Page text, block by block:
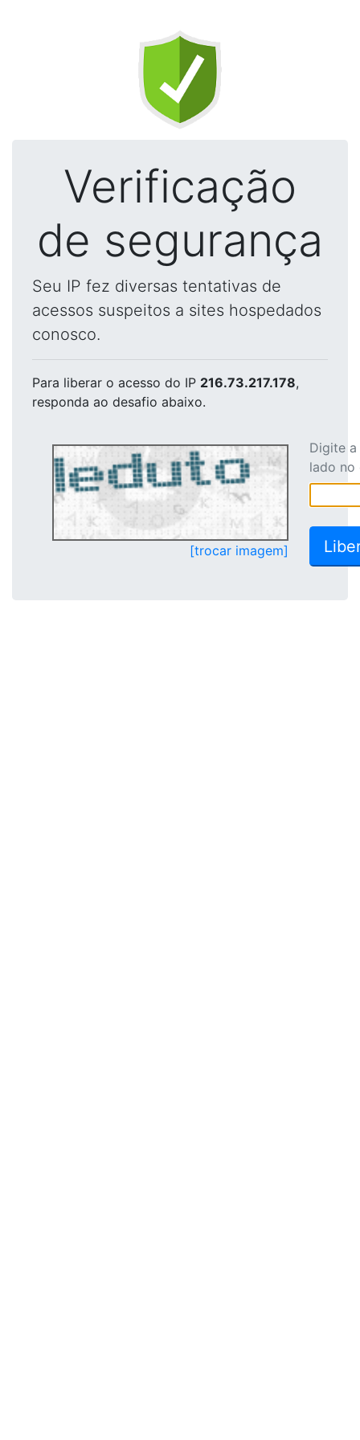
Verificação
de segurança
Seu IP fez diversas tentativas de
acessos suspeitos a sites hospedados
conosco.
Para liberar o acesso do IP 216.73.217.178,
responda ao desafio abaixo.
[trocar imagem]
Digite
lado no